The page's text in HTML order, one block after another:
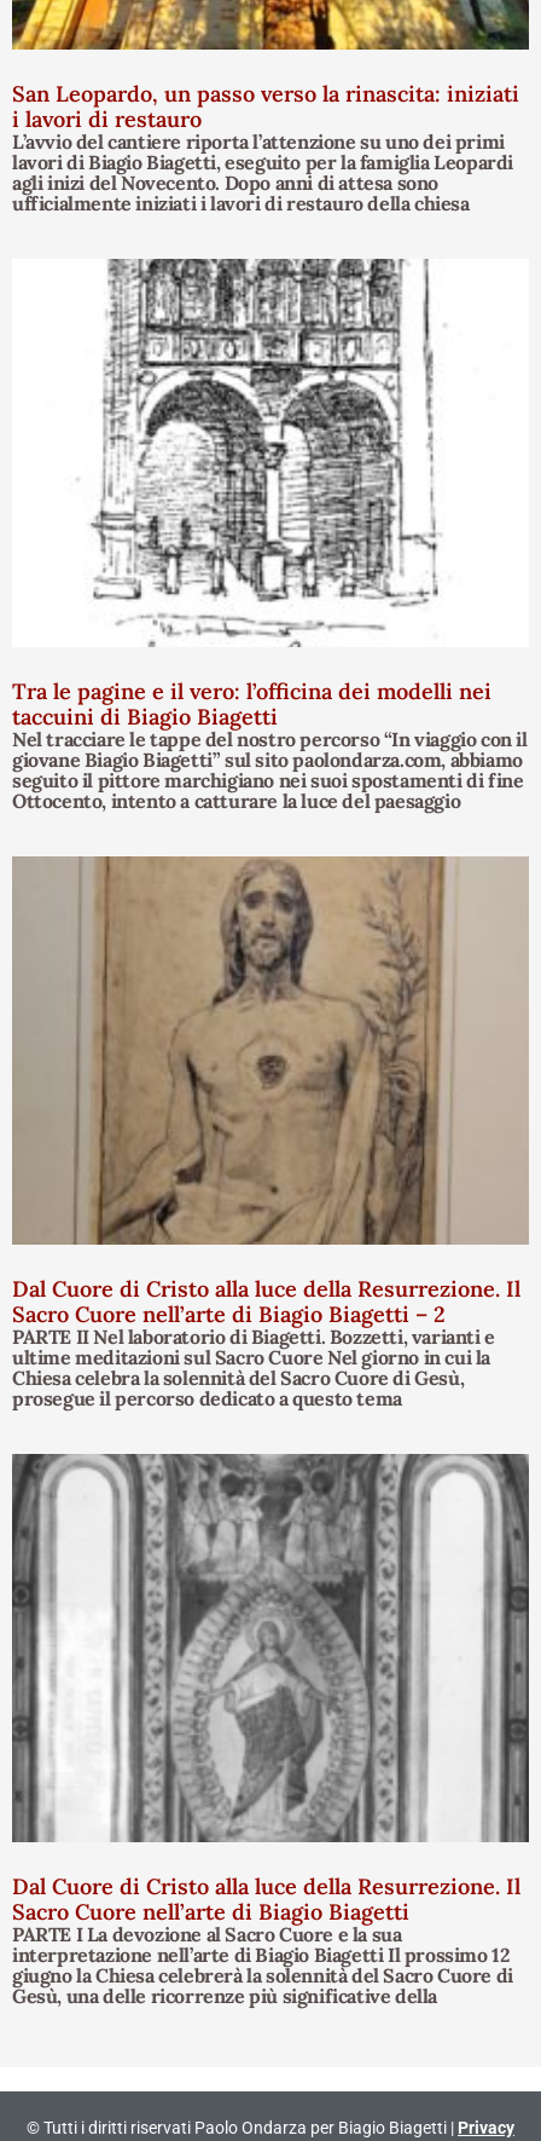
San Leopardo, un passo verso la rinascita: iniziati
i lavori di restauro
L’avvio del cantiere riporta l’attenzione su uno dei primi
lavori di Biagio Biagetti, eseguito per la famiglia Leopardi
agli inizi del Novecento. Dopo anni di attesa sono
ufficialmente iniziati i lavori di restauro della chiesa
Tra le pagine e il vero: l’officina dei modelli nei
taccuini di Biagio Biagetti
Nel tracciare le tappe del nostro percorso “In viaggio con il
giovane Biagio Biagetti” sul sito paolondarza.com, abbiamo
seguito il pittore marchigiano nei suoi spostamenti di fine
Ottocento, intento a catturare la luce del paesaggio
Dal Cuore di Cristo alla luce della Resurrezione. Il
Sacro Cuore nell’arte di Biagio Biagetti – 2
PARTE II Nel laboratorio di Biagetti. Bozzetti, varianti e
ultime meditazioni sul Sacro Cuore Nel giorno in cui la
Chiesa celebra la solennità del Sacro Cuore di Gesù,
prosegue il percorso dedicato a questo tema
Dal Cuore di Cristo alla luce della Resurrezione. Il
Sacro Cuore nell’arte di Biagio Biagetti
PARTE I La devozione al Sacro Cuore e la sua
interpretazione nell’arte di Biagio Biagetti Il prossimo 12
giugno la Chiesa celebrerà la solennità del Sacro Cuore di
Gesù, una delle ricorrenze più significative della
© Tutti i diritti riservati Paolo Ondarza per Biagio Biagetti | Privacy